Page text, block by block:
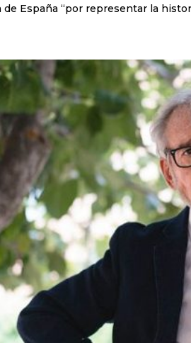
de España “por representar la